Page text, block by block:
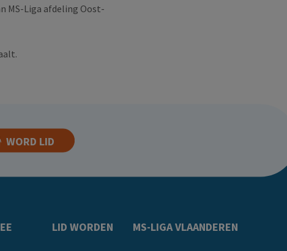
MS-Liga afdeling Oost-
WORD LID
LID WORDEN MS-LIGA VLAANDEREN